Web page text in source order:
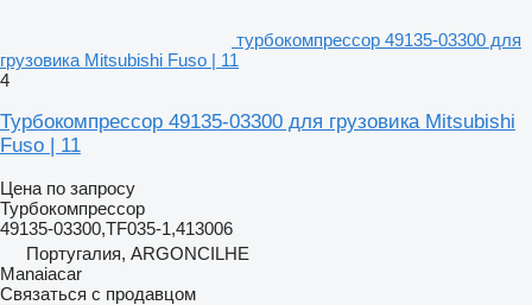
турбокомпрессор 49135-03300 для
грузовика Mitsubishi Fuso | 11
4
Турбокомпрессор 49135-03300 для грузовика Mitsubishi
Fuso | 11
Цена по запросу
Турбокомпрессор
49135-03300,TF035-1,413006
Португалия, ARGONCILHE
Manaiacar
Связаться с продавцом